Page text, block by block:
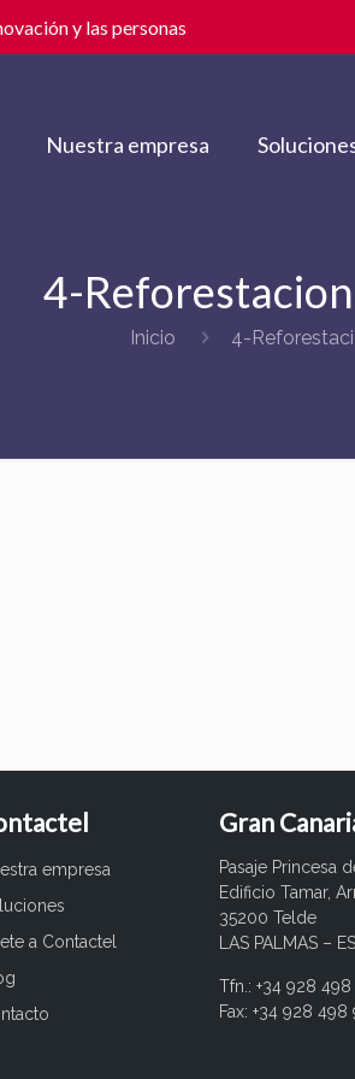
y las personas
Nuestra empresa
4-
Inicio 4-
empresa
a Contactel
Gran
Pasaje Princesa
Edificio Tamar,
35200 Telde
LAS PALMAS –
Tfn.: +34 928
Fax: +34 928 498